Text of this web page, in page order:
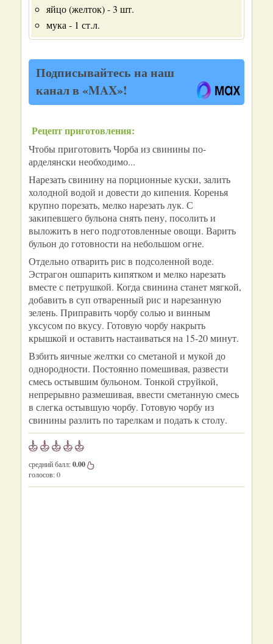
яйцо (желток) - 3 шт.
мука - 1 ст.л.
Подписывайтесь на наш
канал в «MAX»!
Рецепт приготовления:
Чтобы приготовить Чорба из свинины по-
арделянски необходимо...
Нарезать свинину на порционные куски, залить
холодной водой и довести до кипения. Коренья
крупно порезать, мелко нарезать лук. С
закипевшего бульона снять пену, посолить и
выложить в него подготовленные овощи. Варить
бульон до готовности на небольшом огне.
Отдельно отварить рис в подсоленной воде.
Эстрагон ошпарить кипятком и мелко нарезать
вместе с петрушкой. Когда свинина станет мягкой,
добавить в суп отваренный рис и нарезанную
зелень. Приправить чорбу солью и винным
уксусом по вкусу. Готовую чорбу накрыть
крышкой и оставить настаиваться на 15-20 минут.
Взбить яичные желтки со сметаной и мукой до
однородности. Постоянно помешивая, развести
смесь остывшим бульоном. Тонкой струйкой,
непрерывно размешивая, ввести сметанную смесь
в слегка остывшую чорбу. Готовую чорбу из
свинины разлить по тарелкам и подать к столу.
средний балл:0.00
голосов:0